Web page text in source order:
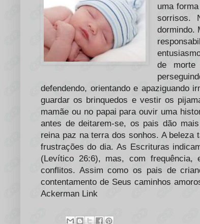
uma
sorrisos.
dormindo.
de
defendendo, orientando e apaziguando
guardar os brinquedos e vestir os
mamãe ou no papai para ouvir uma
antes de deitarem-se, os pais dão
reina paz na terra dos sonhos. A beleza
frustrações do dia. As Escrituras
(Levítico 26:6), mas, com frequência,
conflitos. Assim como os pais de
contentamento de Seus caminhos
Ackerman Link